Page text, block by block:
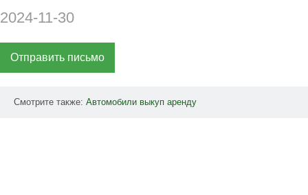
2024-11-30
Отправить письмо
Смотрите также: Автомобили выкуп аренду